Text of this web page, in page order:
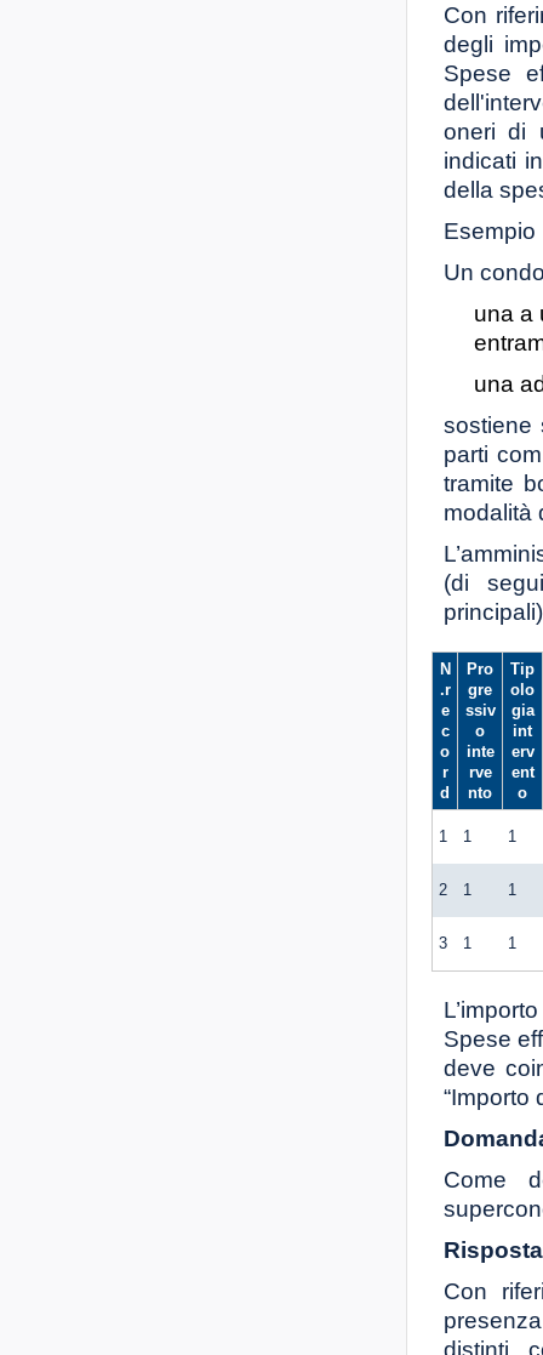
Con
degli
Spese
oneri di
indicati
della
Esempio
Un
una a
una
sostiene
parti
tramite
modalità
(di
N
.r
e
c
o
r
d
Pro
gre
ssiv
o
inte
rve
nto
Tip
olo
gia
int
erv
ent
o
1 1 1
2 1 1
3 1 1
Spese
deve
“Importo
Come
Risposta
Con
distinti